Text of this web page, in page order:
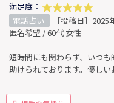
満足度：
電話占い
［投稿日］2025
匿名希望 / 60代 女性
短時間にも関わらず、いつ
助けられております。優しい